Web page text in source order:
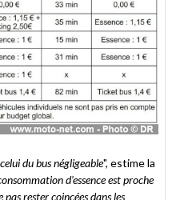
du bus négligeable", estime la
d’essence est proche
rester coincées dans les